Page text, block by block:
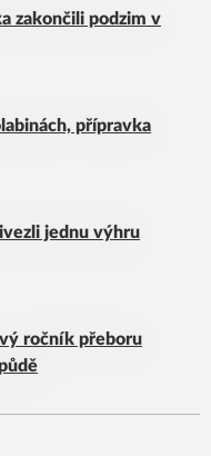
zakončili podzim v
přípravka
jednu výhru
ročník přeboru